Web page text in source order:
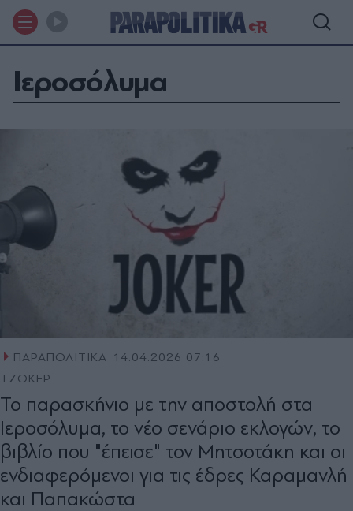
Ιεροσόλυμα
ΠΑΡΑΠΟΛΙΤΙΚΑ 14.04.2026 07:16
ΤΖΟΚΕΡ
Το παρασκήνιο με την αποστολή στα
Ιεροσόλυμα, το νέο σενάριο εκλογών, το
βιβλίο που "έπεισε" τον Μητσοτάκη και οι
ενδιαφερόμενοι για τις έδρες Καραμανλή
και Παπακώστα